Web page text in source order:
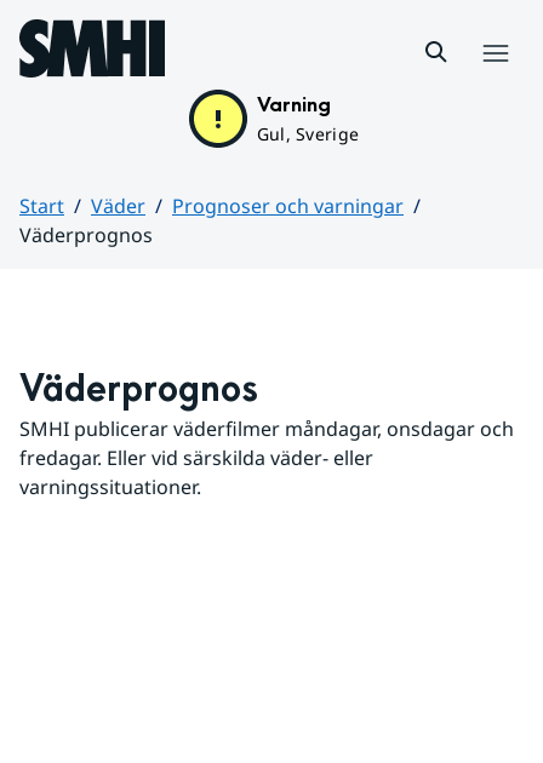
Hoppa till sidans innehåll
Varning
Gul, Sverige
Start Väder
Prognoser och varningar
Väderprognos
Väderprognos
SMHI publicerar väderfilmer måndagar, onsdagar och
fredagar. Eller vid särskilda väder- eller
varningssituationer.